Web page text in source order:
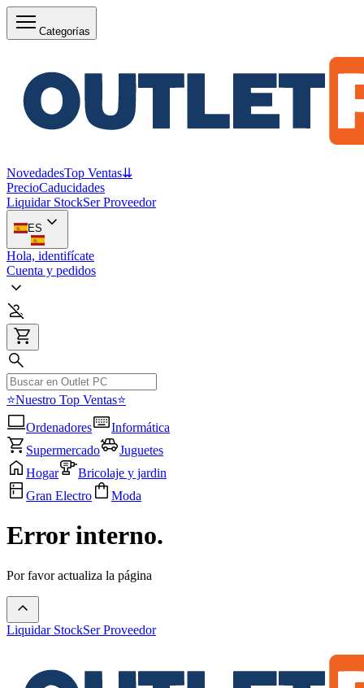
Categorías
NovedadesTop Ventas⇊
PrecioCaducidades
Liquidar StockSer Proveedor
ES
Hola, identifícate
Cuenta y pedidos
⭐Nuestro Top Ventas⭐
Ordenadores
Informática
Supermercado
Juguetes
Hogar
Bricolaje y jardin
Gran Electro
Moda
Error interno.
Por favor actualiza la página
Liquidar StockSer Proveedor